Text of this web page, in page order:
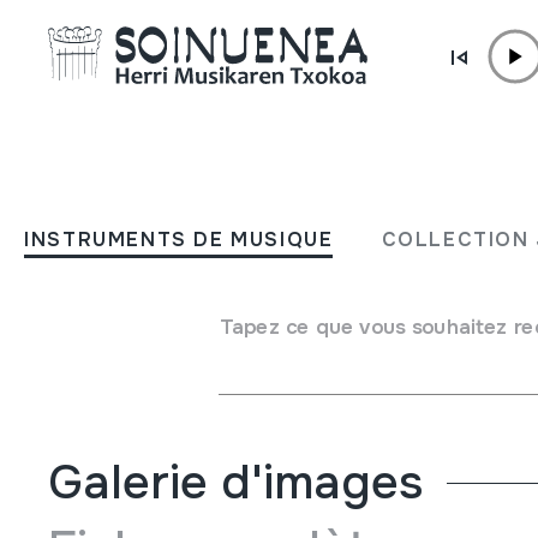
INSTRUMENTS DE MUSIQUE COLLECTION
Tapez ce que vous souhaitez
Mundo da cançâo; N.º 65;
querido tio da América;
Galerie d'images